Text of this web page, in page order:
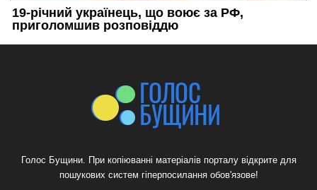
Голос Бущини. При копіюванні матеріалів порталу відкрите для
пошукових систем гіперпосилання обов'язове!